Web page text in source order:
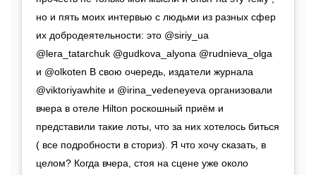
но и пять моих интервью с людьми из разных сфер
их добродеятельности: это @siriy_ua
@lera_tatarchuk @gudkova_alyona @rudnieva_olga
и @olkoten В свою очередь, издатели журнала
@viktoriyawhite и @irina_vedeneyeva организовали
вчера в отеле Hilton роскошный приём и
представили такие лоты, что за них хотелось биться
( все подробности в сториз). Я что хочу сказать, в
целом? Когда вчера, стоя на сцене уже около